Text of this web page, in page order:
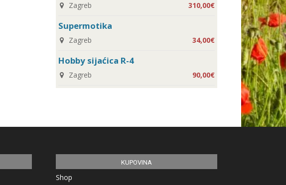
Zagreb 310,00€
Supermotika
Zagreb 34,00€
Hobby sijaćica R-4
Zagreb 90,00€
KUPOVINA
Shop